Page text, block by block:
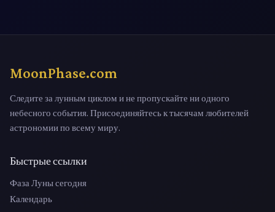
MoonPhase.com
Следите за лунным циклом и не пропускайте ни одного
небесного события. Присоединяйтесь к тысячам любителей
астрономии по всему миру.
Быстрые ссылки
Фаза Луны сегодня
Календарь